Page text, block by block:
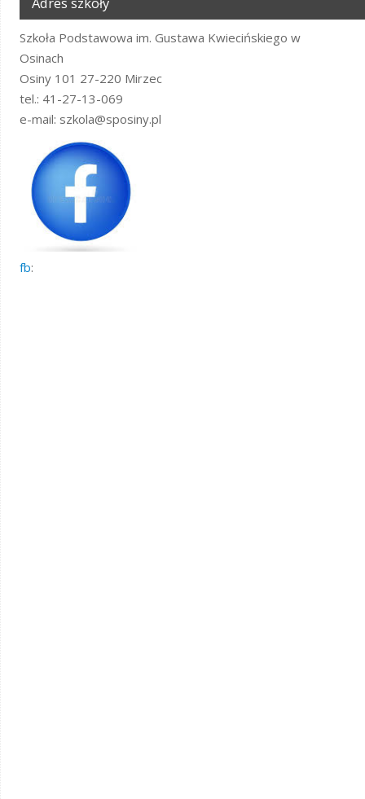
Szkoła Podstawowa im. Gustawa Kwiecińskiego w
Osinach
Osiny 101 27-220 Mirzec
tel.: 41-27-13-069
e-mail: szkola@sposiny.pl
fb: